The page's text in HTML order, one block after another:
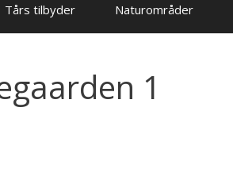
Tårs tilbyder Naturområder
1